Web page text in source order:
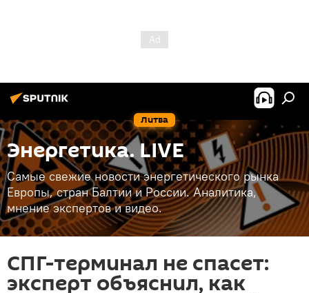
Литва
Энергетика. LIVE
Самые свежие новости энергетического рынка
Европы, стран Балтии и России. Аналитика,
мнение экспертов и видео.
СПГ-терминал не спасет:
эксперт объяснил, как